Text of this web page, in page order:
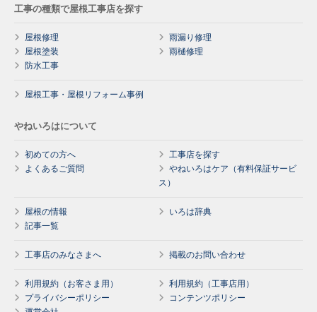
工事の種類で屋根工事店を探す
屋根修理
雨漏り修理
屋根塗装
雨樋修理
防水工事
屋根工事・屋根リフォーム事例
やねいろはについて
初めての方へ
工事店を探す
よくあるご質問
やねいろはケア（有料保証サービ
ス）
屋根の情報
いろは辞典
記事一覧
工事店のみなさまへ 掲載のお問い合わせ
利用規約（お客さま用）
利用規約（工事店用）
プライバシーポリシー
コンテンツポリシー